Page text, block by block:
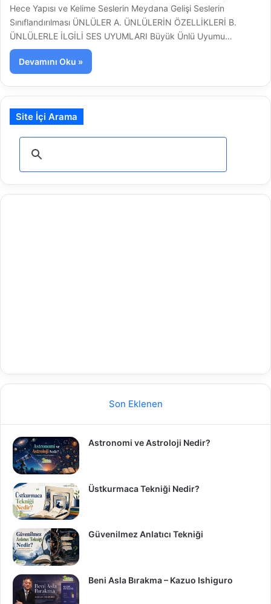
Hece Yapısı ve Kelime Seslerin Meydana Gelişi Seslerin
Sınıflandırılması ÜNLÜLER A. ÜNLÜLERİN ÖZELLİKLERİ B.
ÜNLÜLERLE İLGİLİ SES UYUMLARI Büyük Ünlü Uyumu…
Devamını Oku »
Site İçi Arama
Son Eklenen
Astronomi ve Astroloji Nedir?
Üstkurmaca Tekniği Nedir?
Güvenilmez Anlatıcı Tekniği
Beni Asla Bırakma – Kazuo Ishiguro